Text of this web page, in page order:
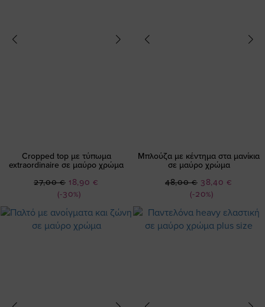
Cropped top με τύπωμα
extraordinaire σε μαύρο χρώμα
(-30%)
Ειδική
Τιμή
18,90 €
27,00 €
Μπλούζα με κέντημα στα μανίκια
σε μαύρο χρώμα
(-20%)
Ειδική
Τιμή
38,40 €
48,00 €